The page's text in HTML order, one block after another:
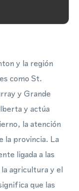
y la región
como St.
y Grande
y actúa
la atención
la provincia. La
ligada a las
agricultura y el
que las